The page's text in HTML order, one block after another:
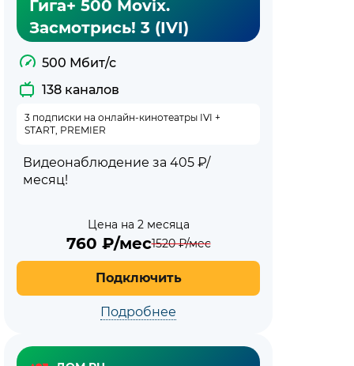
Гига+ 500 Movix.
Засмотрись! 3 (IVI)
500 Мбит/с
138 каналов
3 подписки на онлайн-кинотеатры IVI +
START, PREMIER
Видеонаблюдение за 405 ₽/
месяц!
Цена на 2 месяца
760 ₽/мес1520₽/мес
Подключить
Подробнее